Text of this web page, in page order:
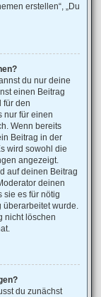
erstellen“, „Du
du nur deine
einen Beitrag
für den
nur für einen
Wenn bereits
Beitrag in der
wird sowohl die
angezeigt.
auf deinen Beitrag
deinen
sie es für nötig
überarbeitet wurde.
nicht löschen
du zunächst